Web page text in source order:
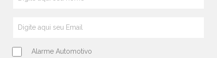
Alarme Automotivo